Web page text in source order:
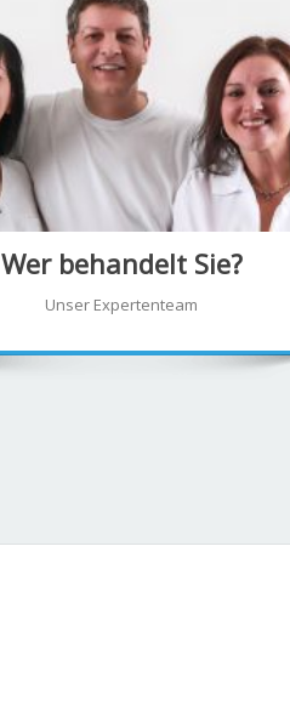
Wer behandelt Sie?
Unser Expertenteam